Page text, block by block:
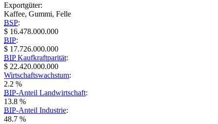
Exportgüter:
Kaffee, Gummi, Felle
BSP:
$ 16.478.000.000
BIP:
$ 17.726.000.000
BIPKaufkraftparität:
$ 22.420.000.000
Wirtschaftswachstum:
2.2 %
BIP-Anteil Landwirtschaft:
13.8 %
BIP-Anteil Industrie:
48.7 %